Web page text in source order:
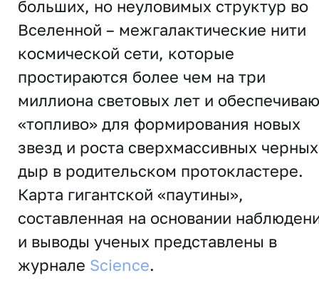
больших, но неуловимых структур во
Вселенной – межгалактические нити
космической сети, которые
простираются более чем на три
миллиона световых лет и
«топливо» для формирования новых
звезд и роста сверхмассивных черных
дыр в родительском протокластере.
Карта гигантской «паутины»,
составленная на основании
и выводы ученых представлены в
журнале Science.